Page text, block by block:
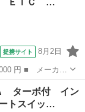
提携サイト 8月2日
名： Ｇターボ
バックカメ
ターボ付 イン
トスイッ…